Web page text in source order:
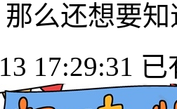
么还想要知
17:29:31 已